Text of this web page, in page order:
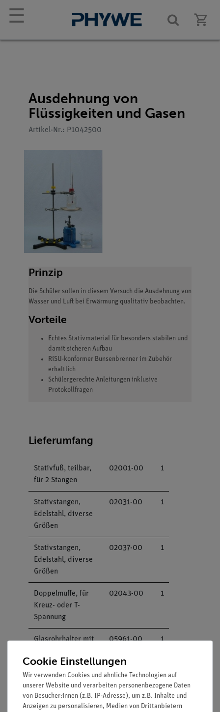
☰
Ausdehnung von
Flüssigkeiten und Gasen
Artikel-Nr.: P1042500
Prinzip
Die Schüler sollen in diesem Versuch die Ausdehnung von
Wasser und Luft bei Erwärmung qualitativ beobachten.
Vorteile
Echtes Stativmaterial für besonders stabilen und
damit sicheren Aufbau
RiSU-konformer Bunsenbrenner im Zubehör
erhältlich
Schülergerechte Anleitungen inklusive
Protokollfragen
Lieferumfang
Stativfuß, teilbar,
für 2 Stangen
02001-00 1
Stativstangen,
Edelstahl, diverse
Größen
02031-00 1
Stativstangen,
Edelstahl, diverse
Größen
02037-00 1
Doppelmuffe, für
Kreuz- oder T-
Spannung
02043-00 1
Glasrohrhalter mit
05961-00 1
Stativring, mit
Muffe, d= 100 mm
37701-01 1
Drahtnetz mit
33287-01 1
Cookie Einstellungen
Wir verwenden Cookies und ähnliche Technologien auf
unserer Website und verarbeiten personenbezogene Daten
von Besucher:innen (z.B. IP-Adresse), um z.B. Inhalte und
Anzeigen zu personalisieren, Medien von Drittanbietern